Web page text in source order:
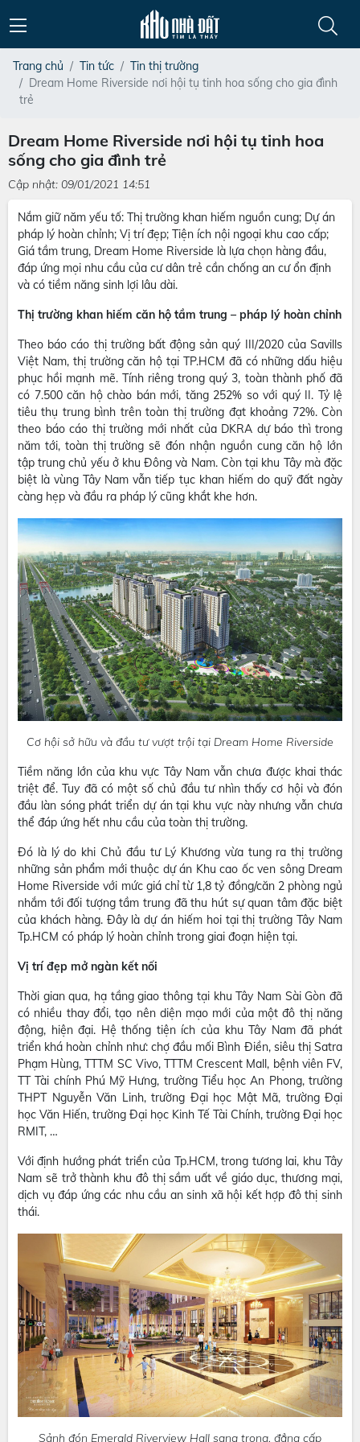
Trang chủ Tin tức
Tin thị trường
Dream Home Riverside nơi hội tụ tinh hoa sống cho gia đình
trẻ
Dream Home Riverside nơi hội tụ tinh hoa
sống cho gia đình trẻ
Cập nhật: 09/01/2021 14:51
Nắm giữ năm yếu tố: Thị trường khan hiếm nguồn cung; Dự án
pháp lý hoàn chỉnh; Vị trí đẹp; Tiện ích nội ngoại khu cao cấp;
Giá tầm trung, Dream Home Riverside là lựa chọn hàng đầu,
đáp ứng mọi nhu cầu của cư dân trẻ cần chống an cư ổn định
và có tiềm năng sinh lợi lâu dài.
Thị trường khan hiếm căn hộ tầm trung – pháp lý hoàn chỉnh
Theo báo cáo thị trường bất động sản quý III/2020 của Savills
Việt Nam, thị trường căn hộ tại TP.HCM đã có những dấu hiệu
phục hồi mạnh mẽ. Tính riêng trong quý 3, toàn thành phố đã
có 7.500 căn hộ chào bán mới, tăng 252% so với quý II. Tỷ lệ
tiêu thụ trung bình trên toàn thị trường đạt khoảng 72%. Còn
theo báo cáo thị trường mới nhất của DKRA dự báo thì trong
năm tới, toàn thị trường sẽ đón nhận nguồn cung căn hộ lớn
tập trung chủ yếu ở khu Đông và Nam. Còn tại khu Tây mà đặc
biệt là vùng Tây Nam vẫn tiếp tục khan hiếm do quỹ đất ngày
càng hẹp và đầu ra pháp lý cũng khắt khe hơn.
Cơ hội sở hữu và đầu tư vượt trội tại Dream Home Riverside
Tiềm năng lớn của khu vực Tây Nam vẫn chưa được khai thác
triệt để. Tuy đã có một số chủ đầu tư nhìn thấy cơ hội và đón
đầu làn sóng phát triển dự án tại khu vực này nhưng vẫn chưa
thể đáp ứng hết nhu cầu của toàn thị trường.
Đó là lý do khi Chủ đầu tư Lý Khương vừa tung ra thị trường
những sản phẩm mới thuộc dự án Khu cao ốc ven sông Dream
Home Riverside với mức giá chỉ từ 1,8 tỷ đồng/căn 2 phòng ngủ
nhắm tới đối tượng tầm trung đã thu hút sự quan tâm đặc biệt
của khách hàng. Đây là dự án hiếm hoi tại thị trường Tây Nam
Tp.HCM có pháp lý hoàn chỉnh trong giai đoạn hiện tại.
Vị trí đẹp mở ngàn kết nối
Thời gian qua, hạ tầng giao thông tại khu Tây Nam Sài Gòn đã
có nhiều thay đổi, tạo nên diện mạo mới của một đô thị năng
động, hiện đại. Hệ thống tiện ích của khu Tây Nam đã phát
triển khá hoàn chỉnh như: chợ đầu mối Bình Điền, siêu thị Satra
Phạm Hùng, TTTM SC Vivo, TTTM Crescent Mall, bệnh viên FV,
TT Tài chính Phú Mỹ Hưng, trường Tiểu học An Phong, trường
THPT Nguyễn Văn Linh, trường Đại học Mật Mã, trường Đại
học Văn Hiến, trường Đại học Kinh Tế Tài Chính, trường Đại học
RMIT, …
Với định hướng phát triển của Tp.HCM, trong tương lai, khu Tây
Nam sẽ trở thành khu đô thị sầm uất về giáo dục, thương mại,
dịch vụ đáp ứng các nhu cầu an sinh xã hội kết hợp đô thị sinh
thái.
Sảnh đón Emerald Riverview Hall sang trọng, đẳng cấp